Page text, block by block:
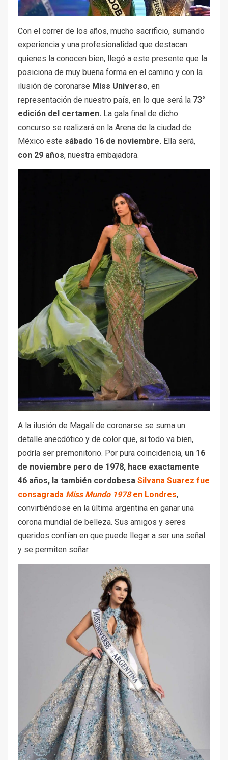
Con el correr de los años, mucho sacrificio, sumando
experiencia y una profesionalidad que destacan
quienes la conocen bien, llegó a este presente que la
posiciona de muy buena forma en el camino y con la
ilusión de coronarse Miss Universo, en
representación de nuestro país, en lo que será la 73°
edición del certamen. La gala final de dicho
concurso se realizará en la Arena de la ciudad de
México este sábado 16 de noviembre. Ella será,
con 29 años, nuestra embajadora.
A la ilusión de Magalí de coronarse se suma un
detalle anecdótico y de color que, si todo va bien,
podría ser premonitorio. Por pura coincidencia, un 16
de noviembre pero de 1978, hace exactamente
46 años, la también cordobesa Silvana Suarez fue
consagrada Miss Mundo 1978en Londres,
convirtiéndose en la última argentina en ganar una
corona mundial de belleza. Sus amigos y seres
queridos confían en que puede llegar a ser una señal
y se permiten soñar.